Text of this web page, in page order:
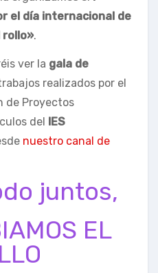
el día internacional de
rollo».
ver la gala de
realizados por el
de Proyectos
del IES
nuestro canal de
juntos,
EL